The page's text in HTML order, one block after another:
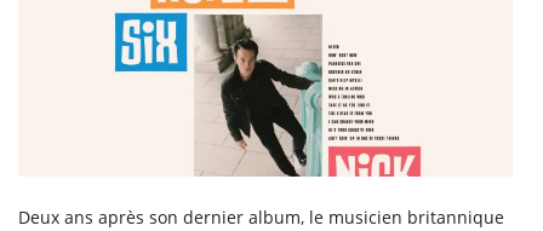
Deux ans après son dernier album, le musicien britannique